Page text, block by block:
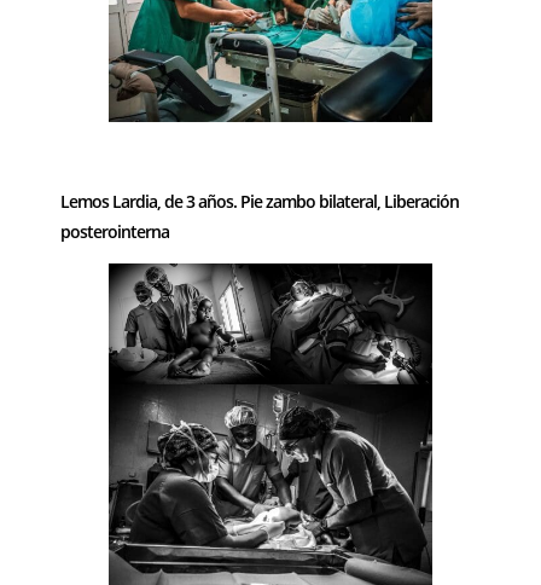
Lemos Lardia, de 3 años. Pie zambo bilateral, Liberación
posterointerna